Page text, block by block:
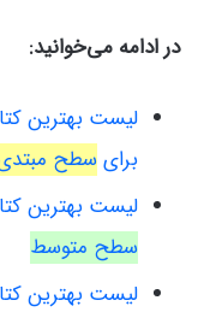
در ادامه می‌خوانید:
لیست بهترین
برایسطح
لیست بهترین
سطح متوسط
لیست بهترین